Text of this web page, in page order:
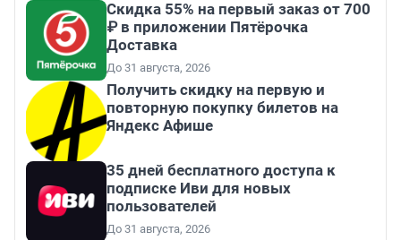
Скидка 55% на первый заказ от 700
₽ в приложении Пятёрочка
Доставка
До 31 августа, 2026
Получить скидку на первую и
повторную покупку билетов на
Яндекс Афише
35 дней бесплатного доступа к
подписке Иви для новых
пользователей
До 31 августа, 2026